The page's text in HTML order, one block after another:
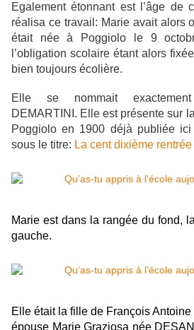
Egalement étonnant est l’âge de
réalisa ce travail: Marie avait alors
était née à Poggiolo le 9
l’obligation scolaire étant alors
bien toujours écolière.
Elle se nommait
DEMARTINI. Elle est présente sur
Poggiolo en 1900 déjà publiée
sous le titre: La cent dixième
Marie est dans la rangée du fond,
gauche.
Elle était la fille de François
épouse Marie Graziosa née